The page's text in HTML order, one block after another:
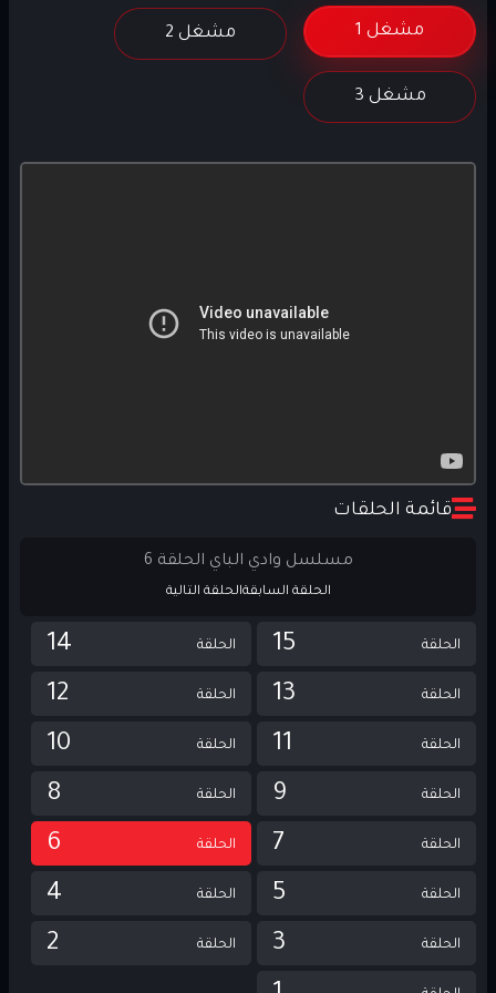
مشغل 1 مشغل 2
مشغل 3
قائمة الحلقات
مسلسل وادي الباي الحلقة 6
الحلقة السابقةالحلقة التالية
الحلقة 15 الحلقة 14
الحلقة 13 الحلقة 12
الحلقة 11 الحلقة 10
الحلقة 9 الحلقة 8
الحلقة 7 الحلقة 6
الحلقة 5 الحلقة 4
الحلقة 3 الحلقة 2